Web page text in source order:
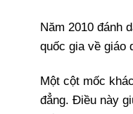
Năm 2010 đánh
quốc gia về giáo
Một cột mốc
đẳng. Điều này